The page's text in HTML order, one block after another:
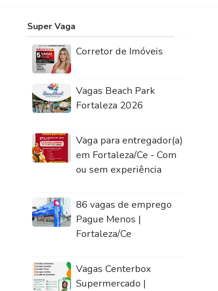
Super Vaga
Corretor de Imóveis
Vagas Beach Park
Fortaleza 2026
Vaga para entregador(a)
em Fortaleza/Ce - Com
ou sem experiência
86 vagas de emprego
Pague Menos |
Fortaleza/Ce
Vagas Centerbox
Supermercado |